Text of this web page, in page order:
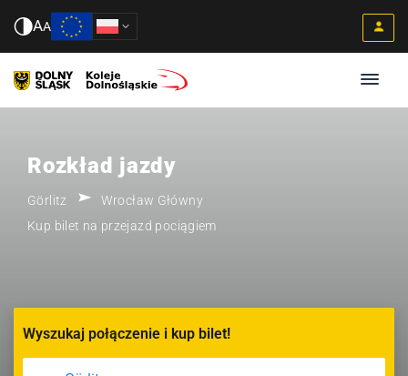
AA
Rozkład jazdy
Görlitz
Wrocław Główny
Kup bilet na przejazd pociągiem
Wyszukaj połączenie i kup bilet!